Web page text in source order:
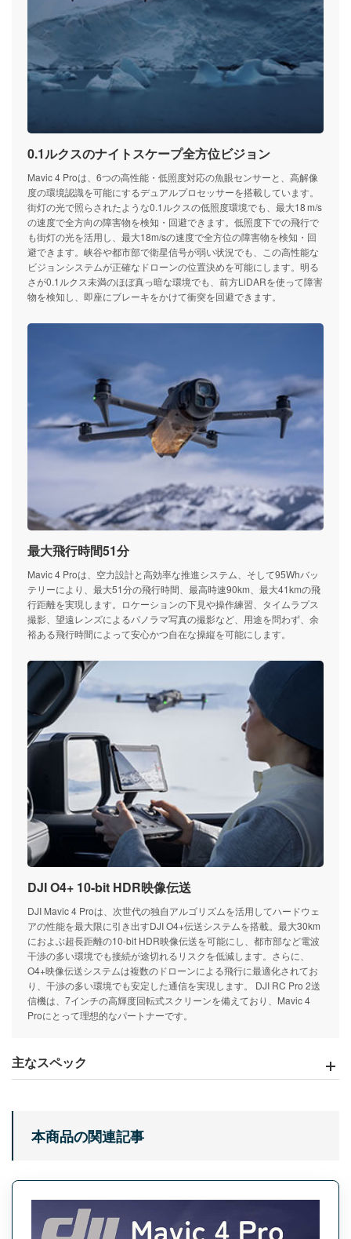
0.1ルクスのナイトスケープ全方位ビジョン
Mavic 4 Proは、6つの高性能・低照度対応の魚眼センサーと、高解像
度の環境認識を可能にするデュアルプロセッサーを搭載しています。
街灯の光で照らされたような0.1ルクスの低照度環境でも、最大18 m/s
の速度で全方向の障害物を検知・回避できます。低照度下での飛行で
も街灯の光を活用し、最大18m/sの速度で全方位の障害物を検知・回
避できます。峡谷や都市部で衛星信号が弱い状況でも、この高性能な
ビジョンシステムが正確なドローンの位置決めを可能にします。明る
さが0.1ルクス未満のほぼ真っ暗な環境でも、前方LiDARを使って障害
物を検知し、即座にブレーキをかけて衝突を回避できます。
最大飛行時間51分
Mavic 4 Proは、空力設計と高効率な推進システム、そして95Whバッ
テリーにより、最大51分の飛行時間、最高時速90km、最大41kmの飛
行距離を実現します。ロケーションの下見や操作練習、タイムラプス
撮影、望遠レンズによるパノラマ写真の撮影など、用途を問わず、余
裕ある飛行時間によって安心かつ自在な操縦を可能にします。
DJI O4+ 10-bit HDR映像伝送
DJI Mavic 4 Proは、次世代の独自アルゴリズムを活用してハードウェ
アの性能を最大限に引き出すDJI O4+伝送システムを搭載。最大30km
におよぶ超長距離の10-bit HDR映像伝送を可能にし、都市部など電波
干渉の多い環境でも接続が途切れるリスクを低減します。さらに、
O4+映像伝送システムは複数のドローンによる飛行に最適化されてお
り、干渉の多い環境でも安定した通信を実現します。 DJI RC Pro 2送
信機は、7インチの高輝度回転式スクリーンを備えており、Mavic 4
Proにとって理想的なパートナーです。
主なスペック
本商品の関連記事